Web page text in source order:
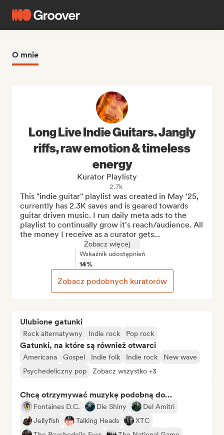
O mnie
Ulubione gatunki
Rock alternatywny Indie rock Pop rock
Gatunki, na które są również otwarci
Americana Gospel Indie folk Indie rock
New wave
Psychedeliczny pop
Zobacz wszystko +3
Chcą otrzymywać muzykę podobną do…
Fontaines D.C. Die Shiny
Del Amitri
Jellyfish
Talking Heads
XTC
Long Live Indie Guitars. Jangly
riffs, raw emotion & timeless
energy
Kurator Playlisty
2.7k
This "indie guitar" playlist was created in May '25,
currently has 2.3K saves and is geared towards
guitar driven music. I run daily meta ads to the
playlist to continually grow it's reach/audience. All
the money I receive as a curator gets...
Zobacz więcej
Wskaźnik udostępnień
14%
Zobacz podobnych kuratorów